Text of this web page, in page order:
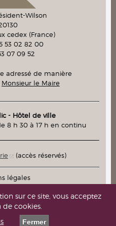
Wilson
cedex (France)
53 02 82 00
07 09 52
adressé de manière
Monsieur le Maire
- Hôtel de ville
8 h 30 à 17 h en continu
(accès réservés)
légales
sitesur ce site, vous acceptez
cookies.